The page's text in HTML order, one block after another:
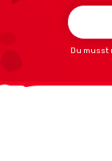
Du musst